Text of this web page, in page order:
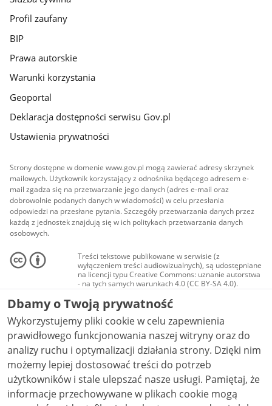
Profil zaufany
BIP
Prawa autorskie
Warunki korzystania
Geoportal
Deklaracja dostępności serwisu Gov.pl
Ustawienia prywatności
Strony dostępne w domenie www.gov.pl mogą zawierać adresy skrzynek
mailowych. Użytkownik korzystający z odnośnika będącego adresem e-
mail zgadza się na przetwarzanie jego danych (adres e-mail oraz
dobrowolnie podanych danych w wiadomości) w celu przesłania
odpowiedzi na przesłane pytania. Szczegóły przetwarzania danych przez
każdą z jednostek znajdują się w ich politykach przetwarzania danych
osobowych.
Treści tekstowe publikowane w serwisie (z
wyłączeniem treści audiowizualnych), są udostępniane
na licencji typu Creative Commons: uznanie autorstwa
- na tych samych warunkach 4.0 (CC BY-SA 4.0).
Materiały audiowizualne, w tym zdjęcia, materiały
audio i wideo, są udostępniane na licencji typu
Creative Commons: uznanie autorstwa użycie
niekomercyjne - bez utworów zależnych 4.0 (CC BY-
NC-ND 4.0), o ile nie jest to stwierdzone inaczej.
Dbamy o Twoją prywatność
Wykorzystujemy pliki cookie w celu zapewnienia
prawidłowego funkcjonowania naszej witryny oraz do
analizy ruchu i optymalizacji działania strony. Dzięki nim
możemy lepiej dostosować treści do potrzeb
użytkowników i stale ulepszać nasze usługi. Pamiętaj, że
informacje przechowywane w plikach cookie mogą